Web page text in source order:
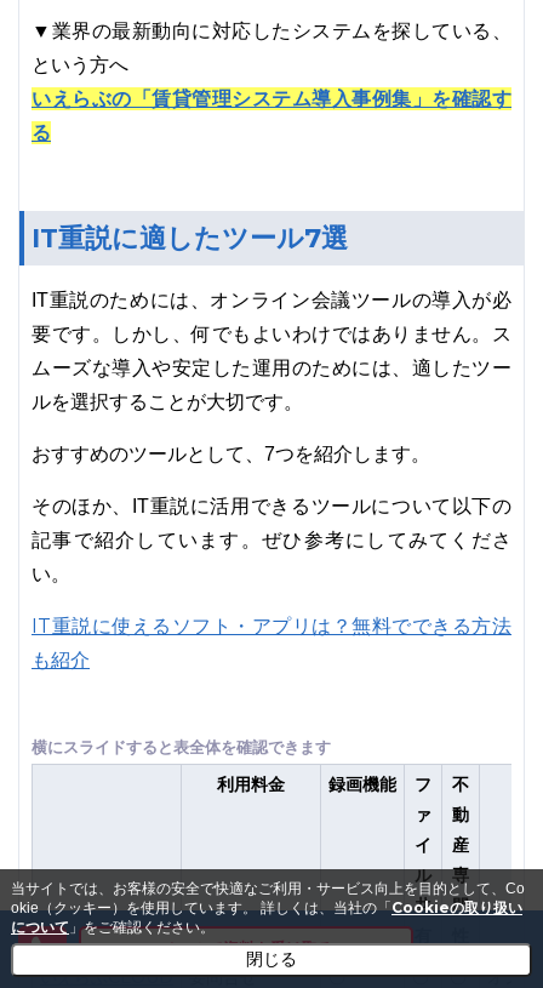
▼業界の最新動向に対応したシステムを探している、
という方へ
いえらぶの「賃貸管理システム導入事例集」を確認す
る
IT重説に適したツール7選
IT重説のためには、オンライン会議ツールの導入が必
要です。しかし、何でもよいわけではありません。ス
ムーズな導入や安定した運用のためには、適したツー
ルを選択することが大切です。
おすすめのツールとして、7つを紹介します。
そのほか、IT重説に活用できるツールについて以下の
記事で紹介しています。ぜひ参考にしてみてくださ
い。
IT重説に使えるソフト・アプリは？無料でできる方法
も紹介
利用料金 録画機能
フ
ァ
イ
ル
共
不
動
産
専
門
いえらぶCLOUD
要問合せ 〇 〇 〇 オンラ
メールで資料を受け取る
当サイトでは、お客様の安全で快適なご利用・サービス向上を目的として、Co
okie（クッキー）を使用しています。詳しくは、当社の「Cookieの取り扱い
について 」をご確認ください。
閉じる